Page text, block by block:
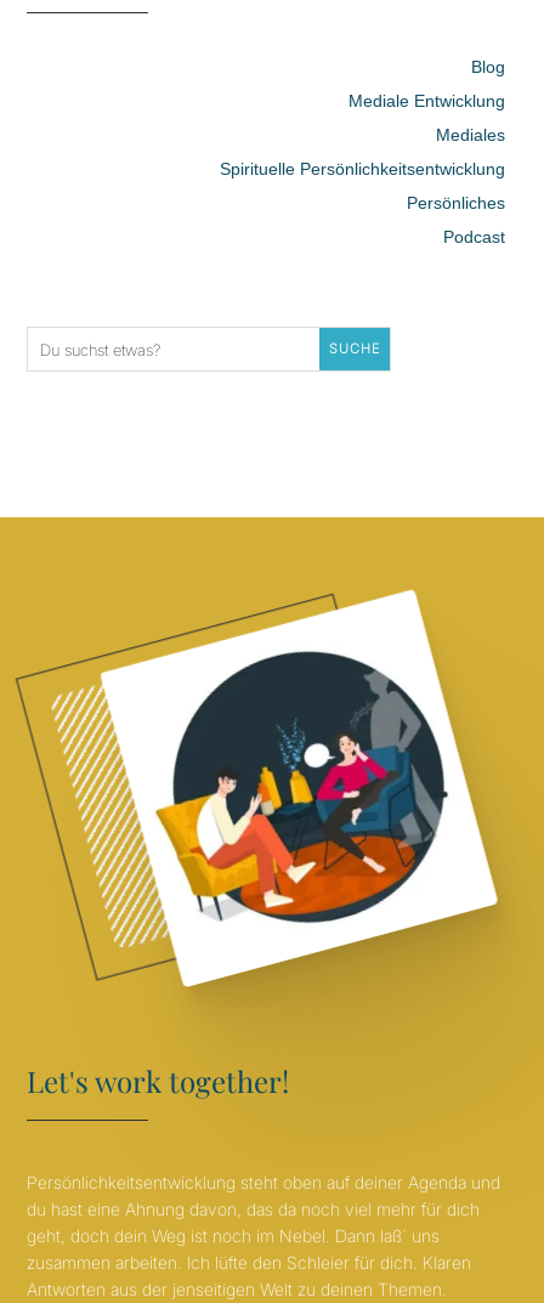
Blog
Mediale Entwicklung
Mediales
Spirituelle Persönlichkeitsentwicklung
Persönliches
Podcast
Let's work together!
Persönlichkeitsentwicklung steht oben auf deiner Agenda und
du hast eine Ahnung davon, das da noch viel mehr für dich
geht, doch dein Weg ist noch im Nebel. Dann laß´ uns
zusammen arbeiten. Ich lüfte den Schleier für dich. Klaren
Antworten aus der jenseitigen Welt zu deinen Themen.